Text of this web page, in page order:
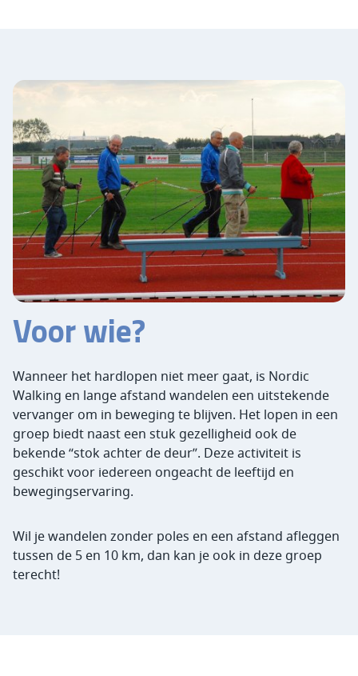
Voor wie?
Wanneer het hardlopen niet meer gaat, is Nordic
Walking en lange afstand wandelen een uitstekende
vervanger om in beweging te blijven. Het lopen in een
groep biedt naast een stuk gezelligheid ook de
bekende “stok achter de deur”. Deze activiteit is
geschikt voor iedereen ongeacht de leeftijd en
bewegingservaring.
Wil je wandelen zonder poles en een afstand afleggen
tussen de 5 en 10 km, dan kan je ook in deze groep
terecht!